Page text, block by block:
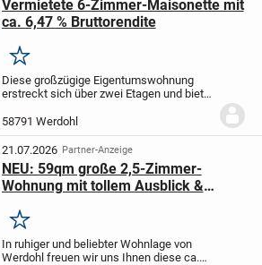
Vermietete 6-Zimmer-Maisonette mit
ca. 6,47 % Bruttorendite
Merken
Diese großzügige Eigentumswohnung
erstreckt sich über zwei Etagen und bietet
sechs Zimmern und zwei Badezimmern
ein außergewöhnlich vielseitiges
Raumangebot. Die...
58791 Werdohl
21.07.2026 Partner-Anzeige
NEU: 59qm große 2,5-Zimmer-
Wohnung mit tollem Ausblick &
verkaufen!!!
Merken
In ruhiger und beliebter Wohnlage von
Werdohl freuen wir uns Ihnen diese ca.